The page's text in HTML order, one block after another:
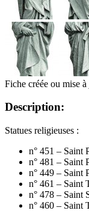
Fiche créée ou mise
Description:
Statues religieuses :
n° 451 – Saint
n° 481 – Saint
n° 449 – Saint
n° 461 – Saint
n° 478 – Saint
n° 460 – Saint